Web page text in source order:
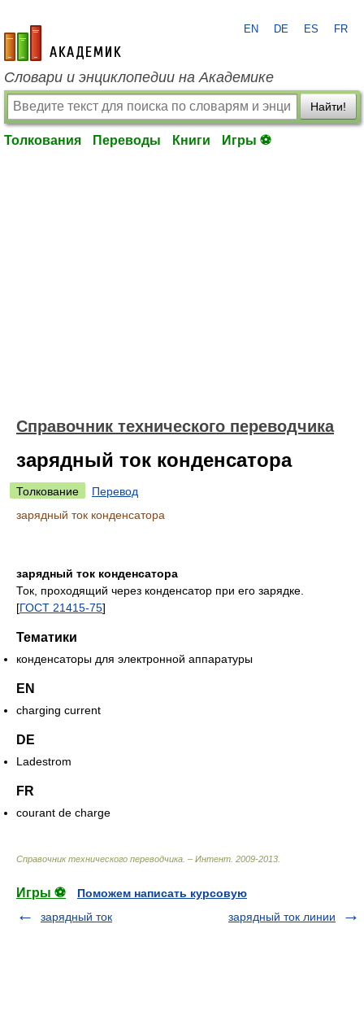
academic.ru
EN DE ES FR
Словари и энциклопедии на Академике
Найти!
Толкования Переводы Книги Игры ⚽
Справочник технического переводчика
зарядный ток конденсатора
Толкование
Перевод
зарядный ток конденсатора
зарядный ток конденсатора
Ток, проходящий через конденсатор при его зарядке.
[ГОСТ 21415-75]
Тематики
конденсаторы для электронной аппаратуры
EN
charging current
DE
Ladestrom
FR
courant de charge
Справочник технического переводчика. – Интент 2009-2013
Игры ⚽
Поможем написать курсовую
зарядный ток
зарядный ток линии